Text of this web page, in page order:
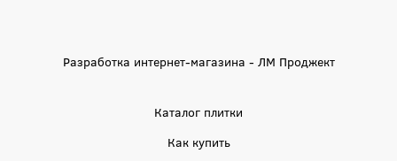
Разработка интернет-магазина - ЛМ Проджект
Каталог плитки
Как купить